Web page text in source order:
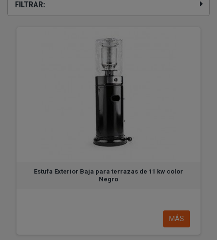
FILTRAR:
Estufa Exterior Baja para terrazas de 11 kw color
Negro
MÁS